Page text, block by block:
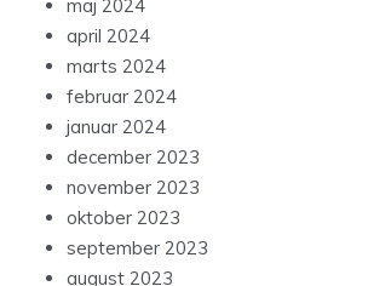
maj 2024
april 2024
marts 2024
februar 2024
januar 2024
december 2023
november 2023
oktober 2023
september 2023
august 2023